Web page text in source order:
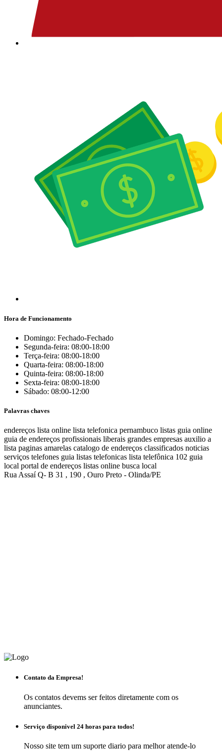
Hora de Funcionamento
Domingo: Fechado-Fechado
Segunda-feira: 08:00-18:00
Terça-feira: 08:00-18:00
Quarta-feira: 08:00-18:00
Quinta-feira: 08:00-18:00
Sexta-feira: 08:00-18:00
Sábado: 08:00-12:00
Palavras chaves
endereços lista online lista telefonica pernambuco listas guia online
guia de endereços profissionais liberais grandes empresas auxilio a
lista paginas amarelas catalogo de endereços classificados noticias
serviços telefones guia listas telefonicas lista telefônica 102 guia
local portal de endereços listas online busca local
Rua Assaí Q- B 31 , 190 , Ouro Preto - Olinda/PE
Contato da Empresa!
Os contatos devems ser feitos diretamente com os
anunciantes.
Serviço disponivel 24 horas para todos!
Nosso site tem um suporte diario para melhor atende-lo